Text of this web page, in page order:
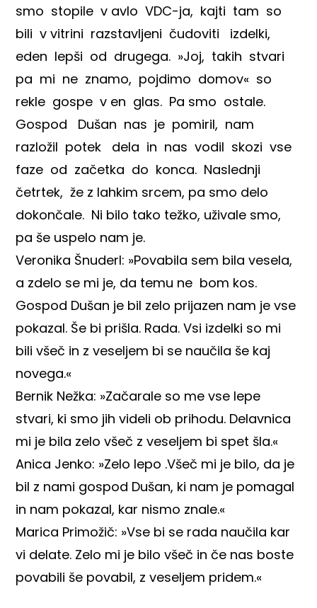
smo stopile v avlo VDC-ja, kajti tam so
bili v vitrini razstavljeni čudoviti izdelki,
eden lepši od drugega. »Joj, takih stvari
pa mi ne znamo, pojdimo domov« so
rekle gospe v en glas. Pa smo ostale.
Gospod Dušan nas je pomiril, nam
razložil potek dela in nas vodil skozi vse
faze od začetka do konca. Naslednji
četrtek, že z lahkim srcem, pa smo delo
dokončale. Ni bilo tako težko, uživale smo,
pa še uspelo nam je.
Veronika Šnuderl: »Povabila sem bila vesela,
a zdelo se mi je, da temu ne bom kos.
Gospod Dušan je bil zelo prijazen nam je vse
pokazal. Še bi prišla. Rada. Vsi izdelki so mi
bili všeč in z veseljem bi se naučila še kaj
novega.«
Bernik Nežka: »Začarale so me vse lepe
stvari, ki smo jih videli ob prihodu. Delavnica
mi je bila zelo všeč z veseljem bi spet šla.«
Anica Jenko: »Zelo lepo .Všeč mi je bilo, da je
bil z nami gospod Dušan, ki nam je pomagal
in nam pokazal, kar nismo znale.«
Marica Primožič: »Vse bi se rada naučila kar
vi delate. Zelo mi je bilo všeč in če nas boste
povabili še povabil, z veseljem pridem.«